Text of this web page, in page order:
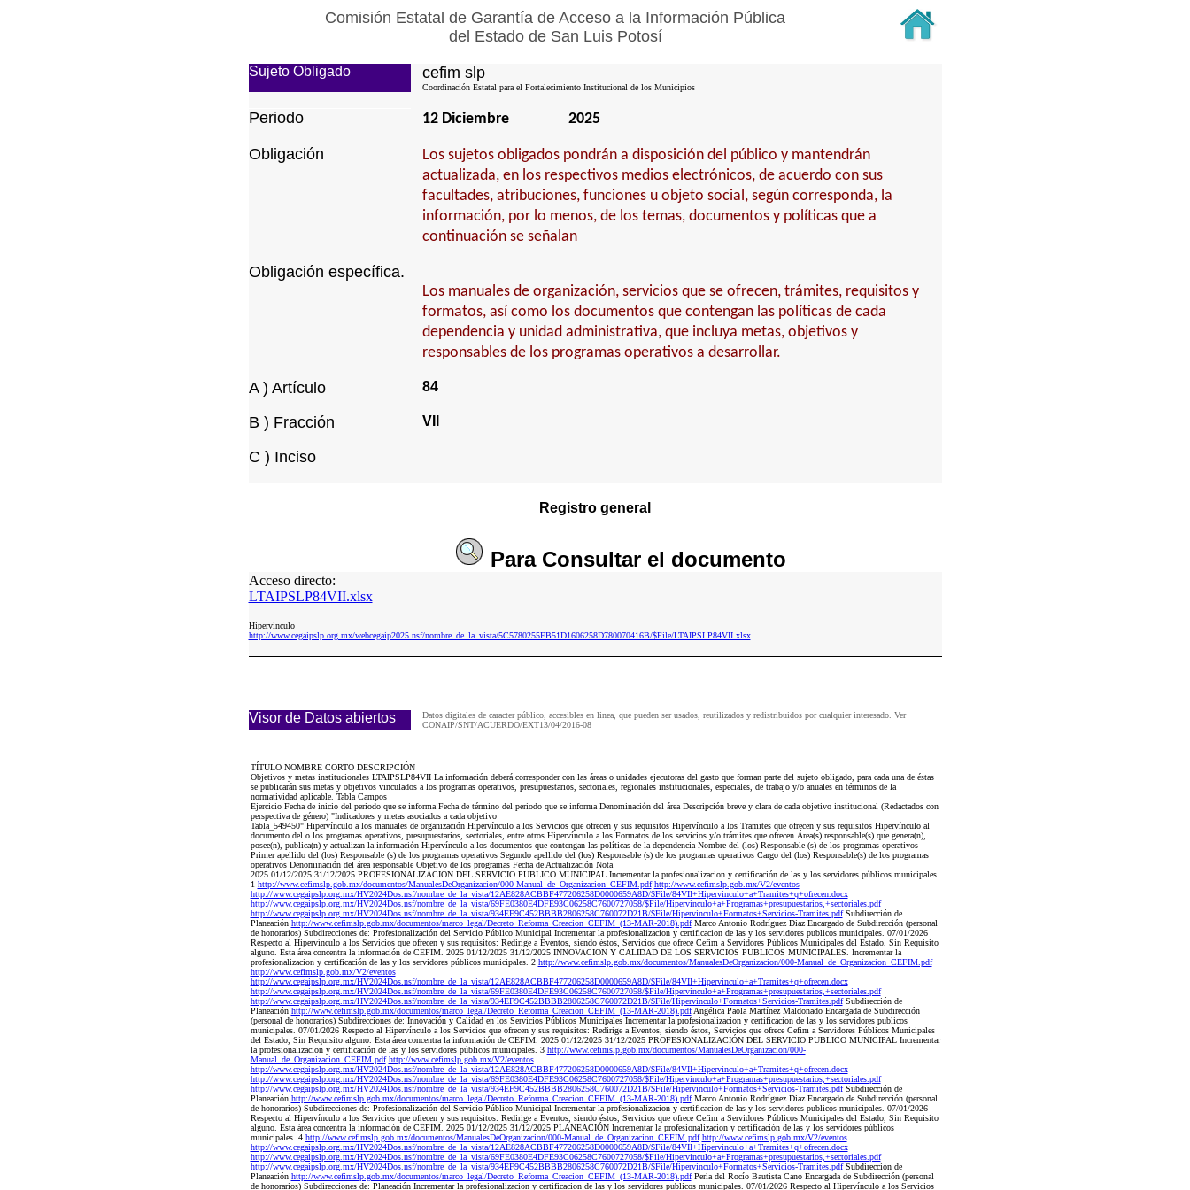
Comisión Estatal de Garantía de Acceso a la Información Pública
del Estado de San Luis Potosí
Sujeto Obligado cefim slp
Coordinación Estatal para el Fortalecimiento Institucional de los Municipios
Periodo 12 Diciembre 2025
Obligación
Los sujetos obligados pondrán a disposición del público y mantendrán
actualizada, en los respectivos medios electrónicos, de acuerdo con sus
facultades, atribuciones, funciones u objeto social, según corresponda, la
información, por lo menos, de los temas, documentos y políticas que a
continuación se señalan
Obligación específica.
Los manuales de organización, servicios que se ofrecen, trámites, requisitos y
formatos, así como los documentos que contengan las políticas de cada
dependencia y unidad administrativa, que incluya metas, objetivos y
responsables de los programas operativos a desarrollar.
A ) Artículo 84
B ) Fracción VII
C ) Inciso
Registro general
Para Consultarel documento
Acceso directo:
LTAIPSLP84VII.xlsx
Hipervinculo
http://www.cegaipslp.org.mx/webcegaip2025.nsf/nombre_de_la_vista/5C5780255EB51D1606258D780070416B/$File/LTAIPSLP84VII.xlsx
Visor de Datos abiertos
Datos digitales de caracter público, accesibles en linea, que pueden ser usados, reutilizados y redistribuidos por cualquier interesado. Ver
CONAIP/SNT/ACUERDO/EXT13/04/2016-08
TÍTULO NOMBRE CORTO DESCRIPCIÓN
Objetivos y metas institucionales LTAIPSLP84VII La información deberá corresponder con las áreas o unidades ejecutoras del gasto que forman parte del sujeto obligado, para cada una de éstas
se publicarán sus metas y objetivos vinculados a los programas operativos, presupuestarios, sectoriales, regionales institucionales, especiales, de trabajo y/o anuales en términos de la
normatividad aplicable. Tabla Campos
Ejercicio Fecha de inicio del periodo que se informa Fecha de término del periodo que se informa Denominación del área Descripción breve y clara de cada objetivo institucional (Redactados con
perspectiva de género) "Indicadores y metas asociados a cada objetivo
Tabla_549450" Hipervínculo a los manuales de organización Hipervínculo a los Servicios que ofrecen y sus requisitos Hipervínculo a los Tramites que ofrecen y sus requisitos Hipervínculo al
documento del o los programas operativos, presupuestarios, sectoriales, entre otros Hipervínculo a los Formatos de los servicios y/o trámites que ofrecen Área(s) responsable(s) que genera(n),
posee(n), publica(n) y actualizan la información Hipervínculo a los documentos que contengan las políticas de la dependencia Nombre del (los) Responsable (s) de los programas operativos
Primer apellido del (los) Responsable (s) de los programas operativos Segundo apellido del (los) Responsable (s) de los programas operativos Cargo del (los) Responsable(s) de los programas
operativos Denominación del área responsable Objetivo de los programas Fecha de Actualización Nota
2025 01/12/2025 31/12/2025 PROFESIONALIZACIÓN DEL SERVICIO PUBLICO MUNICIPAL Incrementar la profesionalizacion y certificación de las y los servidores públicos municipales.
1 http://www.cefimslp.gob.mx/documentos/ManualesDeOrganizacion/000-Manual_de_Organizacion_CEFIM.pdf http://www.cefimslp.gob.mx/V2/eventos
http://www.cegaipslp.org.mx/HV2024Dos.nsf/nombre_de_la_vista/12AE828ACBBF477206258D0000659A8D/$File/84VII+Hipervinculo+a+Tramites+q+ofrecen.docx
http://www.cegaipslp.org.mx/HV2024Dos.nsf/nombre_de_la_vista/69FE0380E4DFE93C06258C7600727058/$File/Hipervinculo+a+Programas+presupuestarios,+sectoriales.pdf
http://www.cegaipslp.org.mx/HV2024Dos.nsf/nombre_de_la_vista/934EF9C452BBBB2806258C760072D21B/$File/Hipervinculo+Formatos+Servicios-Tramites.pdfSubdirección de
Planeación http://www.cefimslp.gob.mx/documentos/marco_legal/Decreto_Reforma_Creacion_CEFIM_(13-MAR-2018).pdfMarco Antonio Rodríguez Diaz Encargado de Subdirección (personal
de honorarios) Subdirecciones de: Profesionalización del Servicio Público Municipal Incrementar la profesionalizacion y certificacion de las y los servidores publicos municipales. 07/01/2026
Respecto al Hipervínculo a los Servicios que ofrecen y sus requisitos: Redirige a Eventos, siendo éstos, Servicios que ofrece Cefim a Servidores Públicos Municipales del Estado, Sin Requisito
alguno. Esta área concentra la información de CEFIM. 2025 01/12/2025 31/12/2025 INNOVACION Y CALIDAD DE LOS SERVICIOS PUBLICOS MUNICIPALES. Incrementar la
profesionalizacion y certificación de las y los servidores públicos municipales. 2 http://www.cefimslp.gob.mx/documentos/ManualesDeOrganizacion/000-Manual_de_Organizacion_CEFIM.pdf
http://www.cefimslp.gob.mx/V2/eventos
http://www.cegaipslp.org.mx/HV2024Dos.nsf/nombre_de_la_vista/12AE828ACBBF477206258D0000659A8D/$File/84VII+Hipervinculo+a+Tramites+q+ofrecen.docx
http://www.cegaipslp.org.mx/HV2024Dos.nsf/nombre_de_la_vista/69FE0380E4DFE93C06258C7600727058/$File/Hipervinculo+a+Programas+presupuestarios,+sectoriales.pdf
http://www.cegaipslp.org.mx/HV2024Dos.nsf/nombre_de_la_vista/934EF9C452BBBB2806258C760072D21B/$File/Hipervinculo+Formatos+Servicios-Tramites.pdfSubdirección de
Planeación http://www.cefimslp.gob.mx/documentos/marco_legal/Decreto_Reforma_Creacion_CEFIM_(13-MAR-2018).pdfAngélica Paola Martínez Maldonado Encargada de Subdirección
(personal de honorarios) Subdirecciones de: Innovación y Calidad en los Servicios Públicos Municipales Incrementar la profesionalizacion y certificacion de las y los servidores publicos
municipales. 07/01/2026 Respecto al Hipervínculo a los Servicios que ofrecen y sus requisitos: Redirige a Eventos, siendo éstos, Servicios que ofrece Cefim a Servidores Públicos Municipales
del Estado, Sin Requisito alguno. Esta área concentra la información de CEFIM. 2025 01/12/2025 31/12/2025 PROFESIONALIZACIÓN DEL SERVICIO PUBLICO MUNICIPAL Incrementar
la profesionalizacion y certificación de las y los servidores públicos municipales. 3 http://www.cefimslp.gob.mx/documentos/ManualesDeOrganizacion/000-
Manual_de_Organizacion_CEFIM.pdf http://www.cefimslp.gob.mx/V2/eventos
http://www.cegaipslp.org.mx/HV2024Dos.nsf/nombre_de_la_vista/12AE828ACBBF477206258D0000659A8D/$File/84VII+Hipervinculo+a+Tramites+q+ofrecen.docx
http://www.cegaipslp.org.mx/HV2024Dos.nsf/nombre_de_la_vista/69FE0380E4DFE93C06258C7600727058/$File/Hipervinculo+a+Programas+presupuestarios,+sectoriales.pdf
http://www.cegaipslp.org.mx/HV2024Dos.nsf/nombre_de_la_vista/934EF9C452BBBB2806258C760072D21B/$File/Hipervinculo+Formatos+Servicios-Tramites.pdfSubdirección de
Planeación http://www.cefimslp.gob.mx/documentos/marco_legal/Decreto_Reforma_Creacion_CEFIM_(13-MAR-2018).pdfMarco Antonio Rodríguez Diaz Encargado de Subdirección (personal
de honorarios) Subdirecciones de: Profesionalización del Servicio Público Municipal Incrementar la profesionalizacion y certificacion de las y los servidores publicos municipales. 07/01/2026
Respecto al Hipervínculo a los Servicios que ofrecen y sus requisitos: Redirige a Eventos, siendo éstos, Servicios que ofrece Cefim a Servidores Públicos Municipales del Estado, Sin Requisito
alguno. Esta área concentra la información de CEFIM. 2025 01/12/2025 31/12/2025 PLANEACIÓN Incrementar la profesionalizacion y certificación de las y los servidores públicos
municipales. 4 http://www.cefimslp.gob.mx/documentos/ManualesDeOrganizacion/000-Manual_de_Organizacion_CEFIM.pdf http://www.cefimslp.gob.mx/V2/eventos
http://www.cegaipslp.org.mx/HV2024Dos.nsf/nombre_de_la_vista/12AE828ACBBF477206258D0000659A8D/$File/84VII+Hipervinculo+a+Tramites+q+ofrecen.docx
http://www.cegaipslp.org.mx/HV2024Dos.nsf/nombre_de_la_vista/69FE0380E4DFE93C06258C7600727058/$File/Hipervinculo+a+Programas+presupuestarios,+sectoriales.pdf
http://www.cegaipslp.org.mx/HV2024Dos.nsf/nombre_de_la_vista/934EF9C452BBBB2806258C760072D21B/$File/Hipervinculo+Formatos+Servicios-Tramites.pdfSubdirección de
Planeación http://www.cefimslp.gob.mx/documentos/marco_legal/Decreto_Reforma_Creacion_CEFIM_(13-MAR-2018).pdfPerla del Rocío Bautista Cano Encargada de Subdirección (personal
de honorarios) Subdirecciones de: Planeación Incrementar la profesionalizacion y certificacion de las y los servidores publicos municipales. 07/01/2026 Respecto al Hipervínculo a los Servicios